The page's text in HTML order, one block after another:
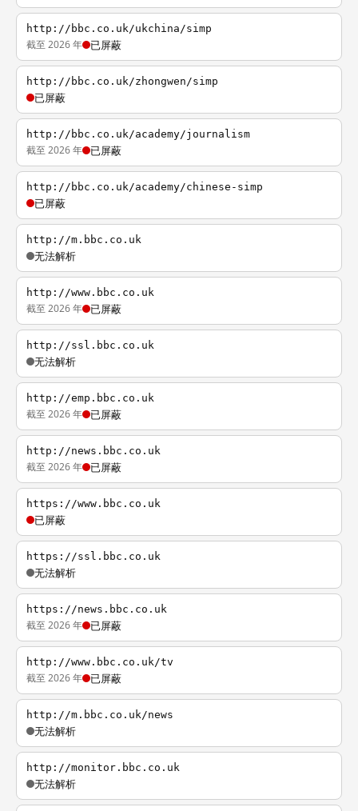
http://bbc.co.uk/ukchina/simp
截至 2026 年 已屏蔽
http://bbc.co.uk/zhongwen/simp
已屏蔽
http://bbc.co.uk/academy/journalism
截至 2026 年 已屏蔽
http://bbc.co.uk/academy/chinese-simp
已屏蔽
http://m.bbc.co.uk
无法解析
http://www.bbc.co.uk
截至 2026 年 已屏蔽
http://ssl.bbc.co.uk
无法解析
http://emp.bbc.co.uk
截至 2026 年 已屏蔽
http://news.bbc.co.uk
截至 2026 年 已屏蔽
https://www.bbc.co.uk
已屏蔽
https://ssl.bbc.co.uk
无法解析
https://news.bbc.co.uk
截至 2026 年 已屏蔽
http://www.bbc.co.uk/tv
截至 2026 年 已屏蔽
http://m.bbc.co.uk/news
无法解析
http://monitor.bbc.co.uk
无法解析